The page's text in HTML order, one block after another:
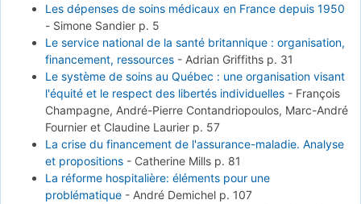
Les dépenses de soins médicaux en France depuis 1950
- Simone Sandier p. 5
Le service national de la santé britannique : organisation,
financement, ressources - Adrian Griffiths p. 31
Le système de soins au Québec : une organisation visant
l'équité et le respect des libertés individuelles - François
Champagne, André-Pierre Contandriopoulos, Marc-André
Fournier et Claudine Laurier p. 57
La crise du financement de l'assurance-maladie. Analyse
et propositions - Catherine Mills p. 81
La réforme hospitalière: éléments pour une
problématique - André Demichel p. 107